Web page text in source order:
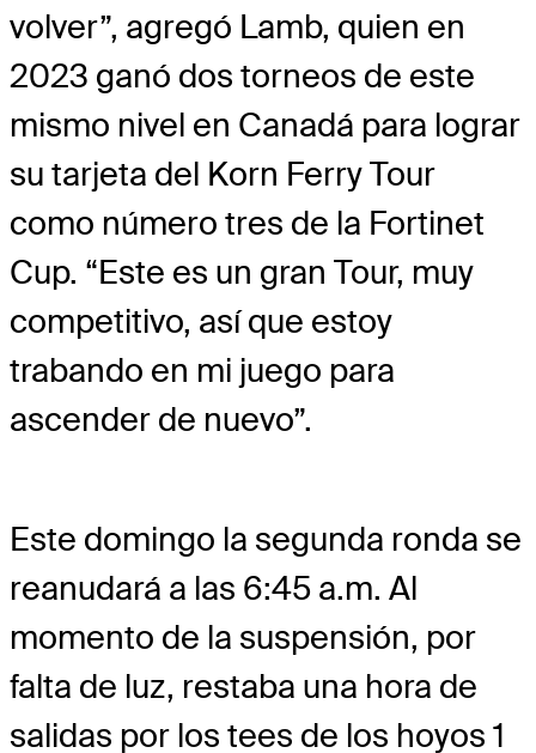
volver”, agregó Lamb, quien en
2023 ganó dos torneos de este
mismo nivel en Canadá para lograr
su tarjeta del Korn Ferry Tour
como número tres de la Fortinet
Cup. “Este es un gran Tour, muy
competitivo, así que estoy
trabando en mi juego para
ascender de nuevo”.
Este domingo la segunda ronda se
reanudará a las 6:45 a.m. Al
momento de la suspensión, por
falta de luz, restaba una hora de
salidas por los tees de los hoyos 1